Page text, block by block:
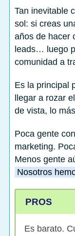
Tan inevitable
sol: si creas
años de hacer
leads… luego
comunidad a
Es la principal
llegar a rozar
de vista, lo
Poca gente
marketing.
Menos gente
Nosotros
PROS
Es barato.